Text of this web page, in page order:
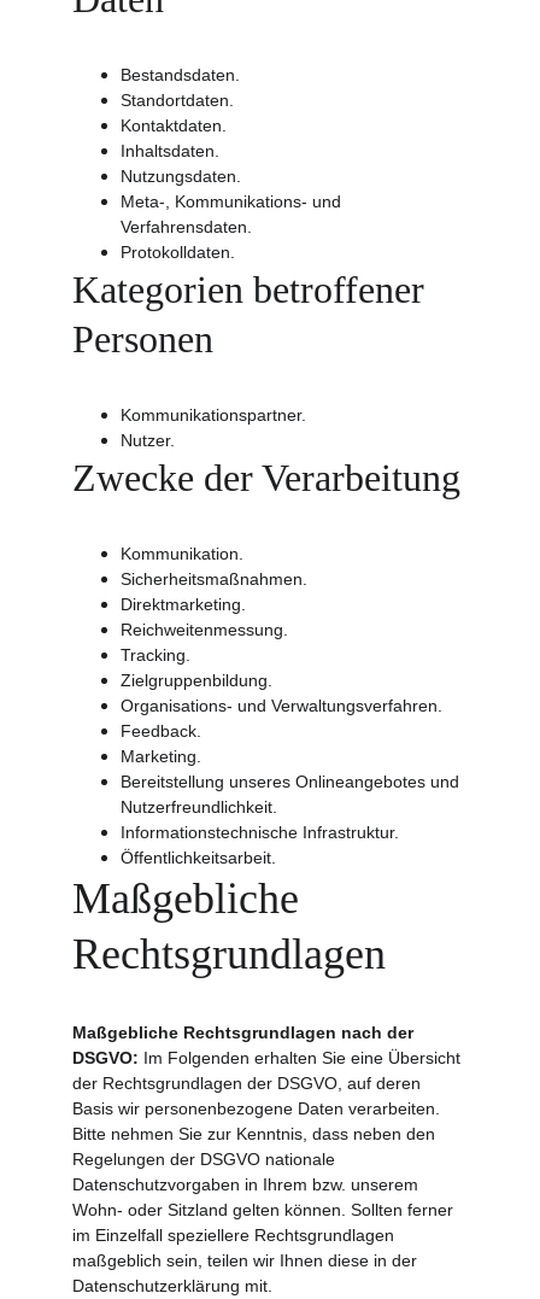
Bestandsdaten.
Standortdaten.
Kontaktdaten.
Inhaltsdaten.
Nutzungsdaten.
Meta-, Kommunikations- und
Verfahrensdaten.
Protokolldaten.
Kategorien betroffener
Personen
Kommunikationspartner.
Nutzer.
Zwecke der Verarbeitung
Kommunikation.
Sicherheitsmaßnahmen.
Direktmarketing.
Reichweitenmessung.
Tracking.
Zielgruppenbildung.
Organisations- und Verwaltungsverfahren.
Feedback.
Marketing.
Bereitstellung unseres Onlineangebotes und
Nutzerfreundlichkeit.
Informationstechnische Infrastruktur.
Öffentlichkeitsarbeit.
Maßgebliche
Rechtsgrundlagen
Maßgebliche Rechtsgrundlagen nach der
DSGVO: Im Folgenden erhalten Sie eine Übersicht
der Rechtsgrundlagen der DSGVO, auf deren
Basis wir personenbezogene Daten verarbeiten.
Bitte nehmen Sie zur Kenntnis, dass neben den
Regelungen der DSGVO nationale
Datenschutzvorgaben in Ihrem bzw. unserem
Wohn- oder Sitzland gelten können. Sollten ferner
im Einzelfall speziellere Rechtsgrundlagen
maßgeblich sein, teilen wir Ihnen diese in der
Datenschutzerklärung mit.